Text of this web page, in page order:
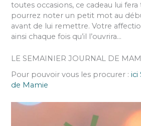
toutes occasions, ce cadeau lui fera
pourrez noter un petit mot au
avant de lui remettre. Votre
ainsi chaque fois qu’il l’ouvrira…
LE SEMAINIER JOURNAL DE
Pour pouvoir vous les procurer :ici
de Mamie